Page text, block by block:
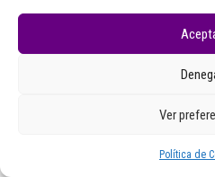
Ver
Política de